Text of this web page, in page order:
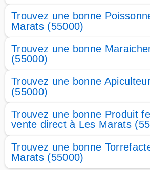
Trouvez une bonne
Marats (55000)
Trouvez une bonne
(55000)
Trouvez une bonne
(55000)
Trouvez une bonne Produit
vente direct à Les Marats
Trouvez une bonne
Marats (55000)